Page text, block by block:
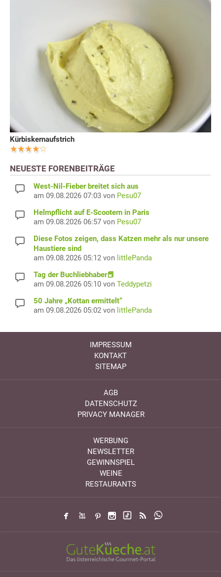
Kürbiskernaufstrich
NEUESTE FORENBEITRÄGE
West-Nil-Fieber breitet sich aus
am 09.08.2026 07:03 von Pesu07
Helmpflicht auf E-Scootern in Paris
am 09.08.2026 06:57 von Pesu07
Diese Fotos zeigen, dass Katzen mehr als nur unsere
Haustiere sind
am 09.08.2026 05:12 von littlePanda
Tag der Buchliebhaber📕
am 09.08.2026 05:10 von Teddypetzi
50 Jahre „Kottan ermittelt“
am 09.08.2026 05:02 von littlePanda
IMPRESSUM
KONTAKT
SITEMAP
AGB
DATENSCHUTZ
PRIVACY MANAGER
WERBUNG
NEWSLETTER
GEWINNSPIEL
WEINE
RESTAURANTS